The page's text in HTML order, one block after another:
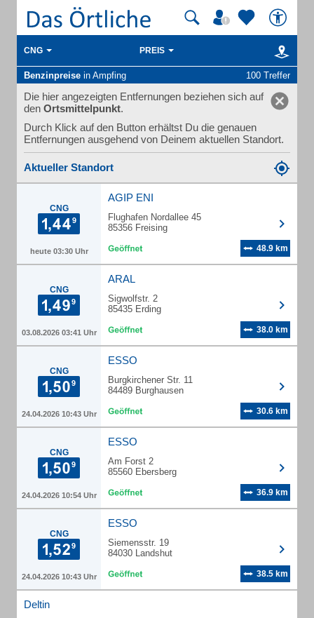
CNG PREIS
Benzinpreise in Ampfing 100 Treffer
Die hier angezeigten Entfernungen beziehen sich auf
den Ortsmittelpunkt.
Durch Klick auf den Button erhältst Du die genauen
Entfernungen ausgehend von Deinem aktuellen Standort.
Aktueller Standort
CNG
heute 03:30 Uhr
AGIP ENI
Flughafen Nordallee 45
85356 Freising
48.9 km
CNG
03.08.2026 03:41 Uhr
ARAL
Sigwolfstr. 2
85435 Erding
38.0 km
CNG
24.04.2026 10:43 Uhr
ESSO
Burgkirchener Str. 11
84489 Burghausen
30.6 km
CNG
24.04.2026 10:54 Uhr
ESSO
Am Forst 2
85560 Ebersberg
36.9 km
CNG
24.04.2026 10:43 Uhr
ESSO
Siemensstr. 19
84030 Landshut
38.5 km
Deltin